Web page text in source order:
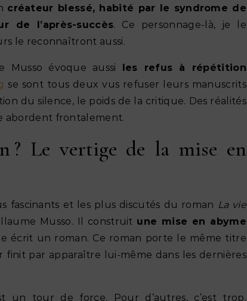
créateur blessé, habité par le syndrome de
de l’après-succès. Ce personnage-là, je le
le reconnaîtront aussi.
Musso évoque aussi les refus à répétition
se sont tous deux vus refuser leurs manuscrits
du silence, le poids de la critique. Des réalités
abordent frontalement.
? Le vertige de la mise en
fascinants et les plus discutés du roman La vie
Musso. Il construit une mise en abyme
écrit un roman. Ce roman porte le même titre
finit par apparaître lui-même dans les dernières
un tour de force. Pour d’autres, c’est trop.